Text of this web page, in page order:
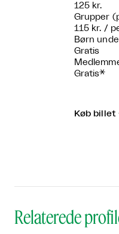
125 kr.
Grupper
115 kr. /
Børn
Gratis
Gratis*
Køb billet
Relaterede